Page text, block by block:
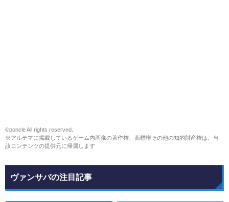
©poncle All rights reserved.
※アルテマに掲載しているゲーム内画像の著作権、商標権その他の知的財産権は、当
該コンテンツの提供元に帰属します
ヴァンサバの注目記事